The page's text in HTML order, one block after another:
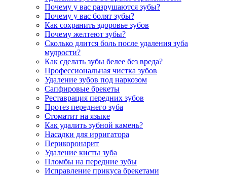
Почему у вас разрушаются зубы?
Почему у вас болят зубы?
Как сохранить здоровье зубов
Почему желтеют зубы?
Сколько длится боль после удаления зуба
мудрости?
Как сделать зубы белее без вреда?
Профессиональная чистка зубов
Удаление зубов под наркозом
Сапфировые брекеты
Реставрация передних зубов
Протез переднего зуба
Стоматит на языке
Как удалить зубной камень?
Насадки для ирригатора
Перикоронарит
Удаление кисты зуба
Пломбы на передние зубы
Исправление прикуса брекетами